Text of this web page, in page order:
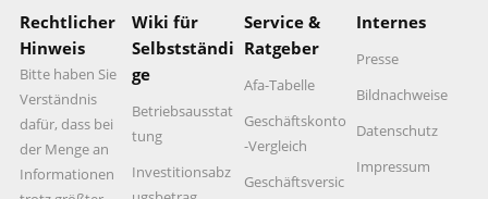
Rechtlicher
Hinweis
Bitte haben Sie
Verständnis
dafür, dass bei
der Menge an
Informationen
Wiki für
Selbstständi
ge
Betriebsausstat
tung
Investitionsabz
Service &
Ratgeber
Afa-Tabelle
Geschäftskonto
-Vergleich
Geschäftsversic
Internes
Presse
Bildnachweise
Datenschutz
Impressum